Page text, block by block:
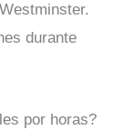
durante
por horas?